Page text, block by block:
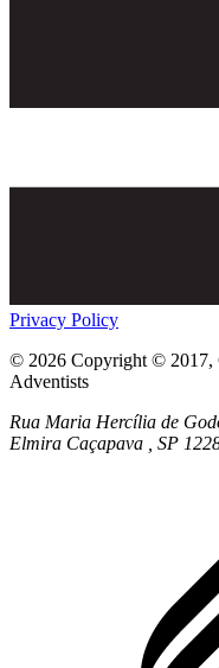
Privacy Policy
© 2026 Copyright © 2017,
Adventists
Rua Maria Hercília de
Elmira Caçapava , SP